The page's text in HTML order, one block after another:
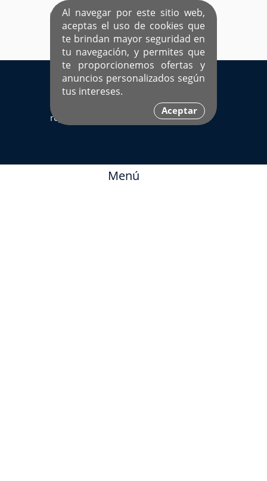
Al navegar por este sitio web,
aceptas el uso de cookies que
te brindan mayor seguridad en
tu navegación, y permites que
te proporcionemos ofertas y
anuncios personalizados según
tus intereses.
Aceptar
EL ÚNICO SITIO DEDICADO A SOLTEROS
HISPANOS COMO TÚ
Ingresa aquí
Sí ya estás
registrado
Menú